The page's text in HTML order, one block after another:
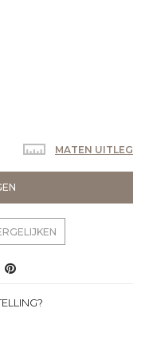
MATEN UITLEG